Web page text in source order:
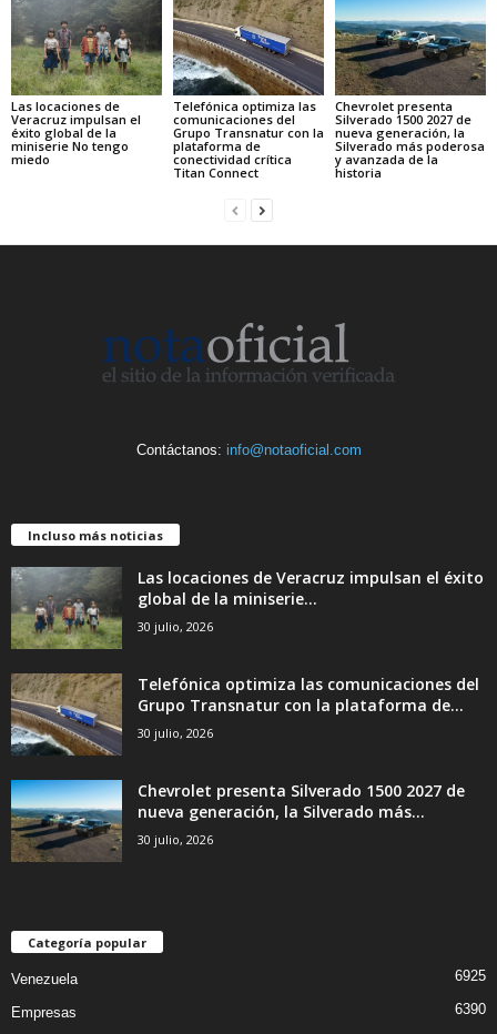
Las locaciones de
Veracruz impulsan el
éxito global de la
miniserie No tengo
miedo
Telefónica optimiza las
comunicaciones del
Grupo Transnatur con la
plataforma de
conectividad crítica
Titan Connect
Chevrolet presenta
Silverado 1500 2027 de
nueva generación, la
Silverado más poderosa
y avanzada de la
historia
Contáctanos: info@notaoficial.com
Incluso más noticias
Las locaciones de Veracruz impulsan el éxito
global de la miniserie...
30 julio, 2026
Telefónica optimiza las comunicaciones del
Grupo Transnatur con la plataforma de...
30 julio, 2026
Chevrolet presenta Silverado 1500 2027 de
nueva generación, la Silverado más...
30 julio, 2026
Categoría popular
Venezuela 6925
Empresas
6390